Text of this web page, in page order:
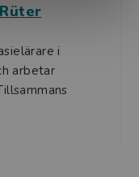
i
arbetar